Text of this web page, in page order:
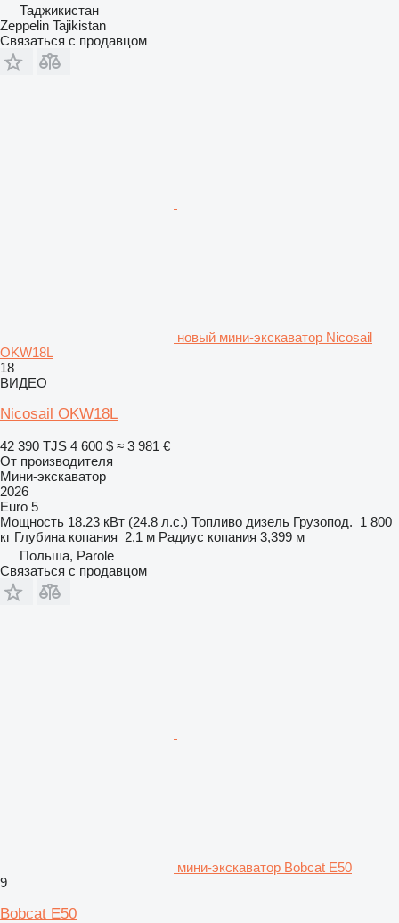
Таджикистан
Zeppelin Tajikistan
Связаться с продавцом
новый мини-экскаватор Nicosail
OKW18L
18
ВИДЕО
Nicosail OKW18L
42 390 TJS 4 600 $ ≈ 3 981 €
От производителя
Мини-экскаватор
2026
Euro 5
Мощность 18.23 кВт (24.8 л.с.) Топливо дизель Грузопод. 1 800
кг Глубина копания 2,1 м Радиус копания 3,399 м
Польша, Parole
Связаться с продавцом
мини-экскаватор Bobcat E50
9
Bobcat E50